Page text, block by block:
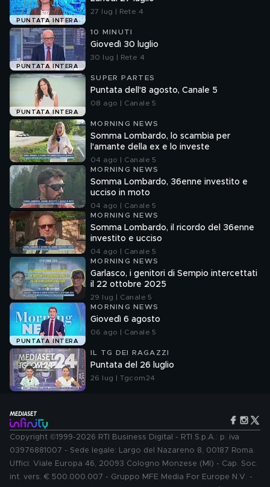
PUNTATA INTERA
27 lug | Rete 4
PUNTATA INTERA
10 MINUTI
Giovedì 30 luglio
30 lug | Rete 4
PUNTATA INTERA
SUPER PARTES
Puntata dell'8 agosto, Canale 5
08 ago | Canale 5
MORNING NEWS
Somma Lombardo, lo scambia per
l'amante della ex e lo investe
04 ago | Canale 5
MORNING NEWS
Somma Lombardo, 36enne investito e
ucciso in moto
04 ago | Canale 5
MORNING NEWS
Somma Lombardo, il ricordo del 36enne
investito e ucciso
04 ago | Canale 5
MORNING NEWS
Garlasco, i genitori di Sempio intercettati
il 22 ottobre 2025
29 lug | Canale 5
PUNTATA INTERA
MORNING NEWS
Giovedì 6 agosto
06 ago | Canale 5
IL TG DEI RAGAZZI
Puntata del 26 luglio
26 lug | Tgcom24
Copyright ©1999-2026 RTI Business Digital - RTI S.p.A.: p. iva
03976881007 - Sede legale: Largo del Nazareno 8, 00187 Roma.
Uffici: Viale Europa 46, 20093 Cologno Monzese (MI) - Cap. Soc.
int. vers. € 500.000.007 - Gruppo MFE Media For Europe N.V. -